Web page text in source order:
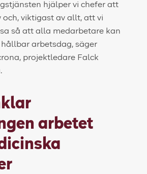
hjälper vi chefer att
viktigast av allt, att vi
så att alla medarbetare kan
hållbar arbetsdag, säger
projektledare Falck
arbetet